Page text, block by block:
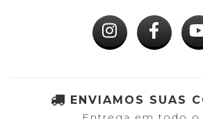
ENVIAMOS SUAS